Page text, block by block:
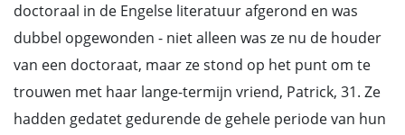
doctoraal in de Engelse literatuur afgerond en was
dubbel opgewonden - niet alleen was ze nu de houder
van een doctoraat, maar ze stond op het punt om te
trouwen met haar lange-termijn vriend, Patrick, 31. Ze
hadden gedatet gedurende de gehele periode van hun